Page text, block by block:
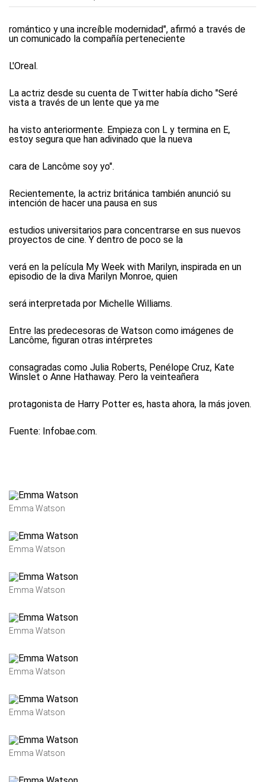
romántico y una increíble modernidad", afirmó a través de
un comunicado la compañía perteneciente
L'Oreal.
La actriz desde su cuenta de Twitter había dicho "Seré
vista a través de un lente que ya me
ha visto anteriormente. Empieza con L y termina en E,
estoy segura que han adivinado que la nueva
cara de Lancôme soy yo".
Recientemente, la actriz británica también anunció su
intención de hacer una pausa en sus
estudios universitarios para concentrarse en sus nuevos
proyectos de cine. Y dentro de poco se la
verá en la película My Week with Marilyn, inspirada en un
episodio de la diva Marilyn Monroe, quien
será interpretada por Michelle Williams.
Entre las predecesoras de Watson como imágenes de
Lancôme, figuran otras intérpretes
consagradas como Julia Roberts, Penélope Cruz, Kate
Winslet o Anne Hathaway. Pero la veinteañera
protagonista de Harry Potter es, hasta ahora, la más joven.
Fuente: Infobae.com.
Emma Watson
Emma Watson
Emma Watson
Emma Watson
Emma Watson
Emma Watson
Emma Watson